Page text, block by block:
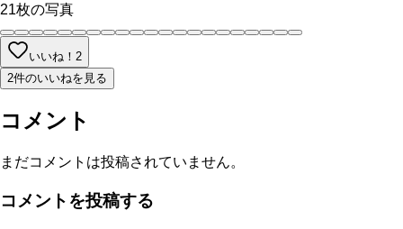
21枚の写真
いいね！ 2
2件のいいねを見る
コメント
まだコメントは投稿されていません。
コメントを投稿する